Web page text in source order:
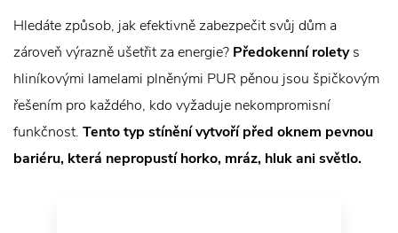
Hledáte způsob, jak efektivně zabezpečit svůj dům a
zároveň výrazně ušetřit za energie? Předokenní roletys
hliníkovými lamelami plněnými PUR pěnou jsou špičkovým
řešením pro každého, kdo vyžaduje nekompromisní
funkčnost. Tento typ stínění vytvoří před oknem pevnou
bariéru, která nepropustí horko, mráz, hluk ani světlo.